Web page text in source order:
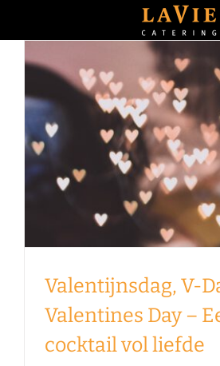
inhoud
Valentines
cocktail vol
Foodblog
Valentijnsdag, V-
Valentines Day –
cocktail vol liefde